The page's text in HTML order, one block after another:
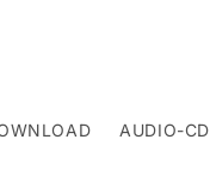
AUDIO-CD